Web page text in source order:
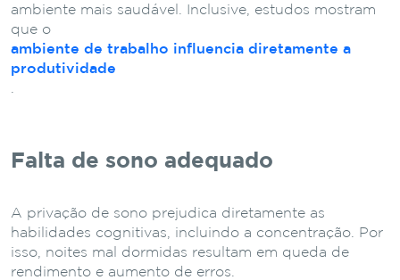
ambiente mais saudável. Inclusive, estudos mostram
que o
ambiente de trabalho influencia diretamente a
produtividade
Falta de sono adequado
A privação de sono prejudica diretamente as
habilidades cognitivas, incluindo a concentração. Por
isso, noites mal dormidas resultam em queda de
rendimento e aumento de erros.